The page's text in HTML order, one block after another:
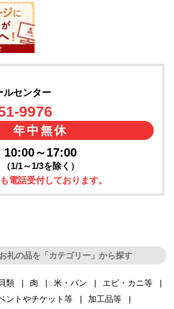
ルセンター
9976
年中無休
10:00～17:00
（1/1～1/3を除く）
電話受付しております。
礼の品を「カテゴリー」から探す
類 肉 米・パン
エビ・カニ等
ントやチケット等
加工品等